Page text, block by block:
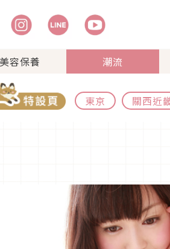
美容保養 潮流
東京 關西近